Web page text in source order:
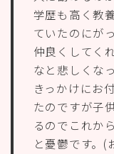
学歴も高く教
ていたのにが
仲良くしてく
なと悲しくな
きっかけにお
たのですが子
るのでこれか
と憂鬱です。(